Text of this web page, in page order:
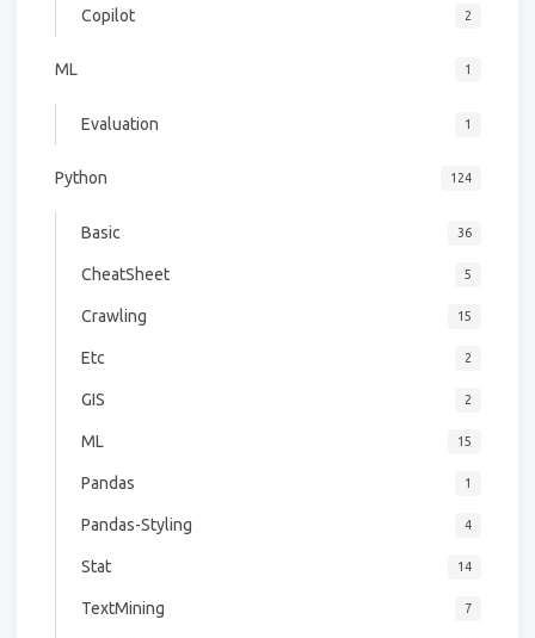
Copilot 2
ML 1
Evaluation 1
Python 124
Basic 36
CheatSheet 5
Crawling 15
Etc 2
GIS 2
ML 15
Pandas 1
Pandas-Styling 4
Stat 14
TextMining 7